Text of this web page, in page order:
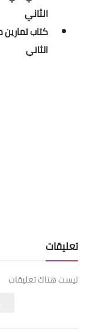
الثاني
الثاني
تعليقات
ليست هناك تعليقات